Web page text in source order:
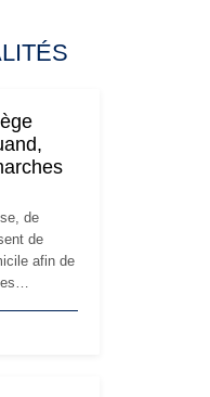
de
de
afin de